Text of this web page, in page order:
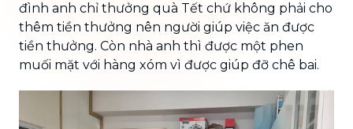
đình anh chỉ thưởng quà Tết chứ không phải cho
thêm tiền thưởng nên người giúp việc ăn được
tiền thưởng. Còn nhà anh thì được một phen
muối mặt với hàng xóm vì được giúp đỡ chê bai.